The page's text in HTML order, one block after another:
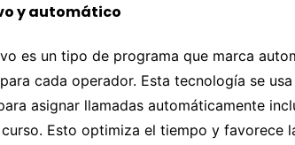
y automático
es un tipo de programa que marca
cada operador. Esta tecnología se
asignar llamadas automáticamente
Esto optimiza el tiempo y favorece